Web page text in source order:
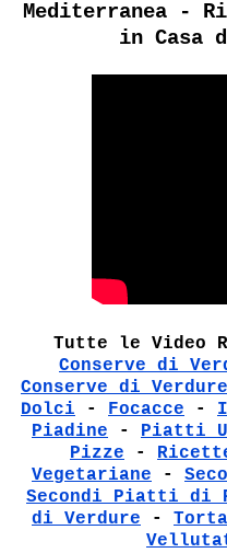
Mediterranea -
in Casa
Tutte le Video
Conserve di
Conserve di
Dolci - Focacce -
Piadine - Piatti
Pizze -
Vegetariane -
Secondi Piatti di
di Verdure -